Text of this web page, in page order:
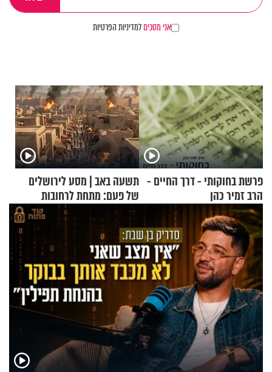
אני מסכיםלמדיניות הפרטיות
פרשת בחוקותי - דרך החיים -
הרב זמיר כהן
תשעה באב | מסע לירושלים
של פעם: מתחת לרחובות
ירושלים